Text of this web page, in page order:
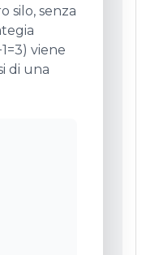
silo, senza
viene
di una